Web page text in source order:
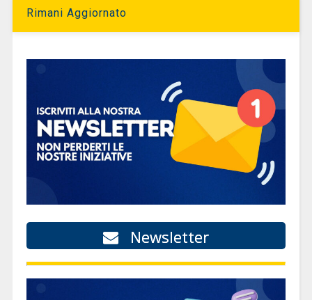
Rimani Aggiornato
Newsletter